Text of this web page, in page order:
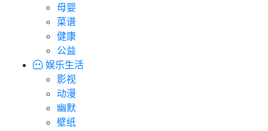
母婴
菜谱
健康
公益
娱乐生活
影视
动漫
幽默
壁纸